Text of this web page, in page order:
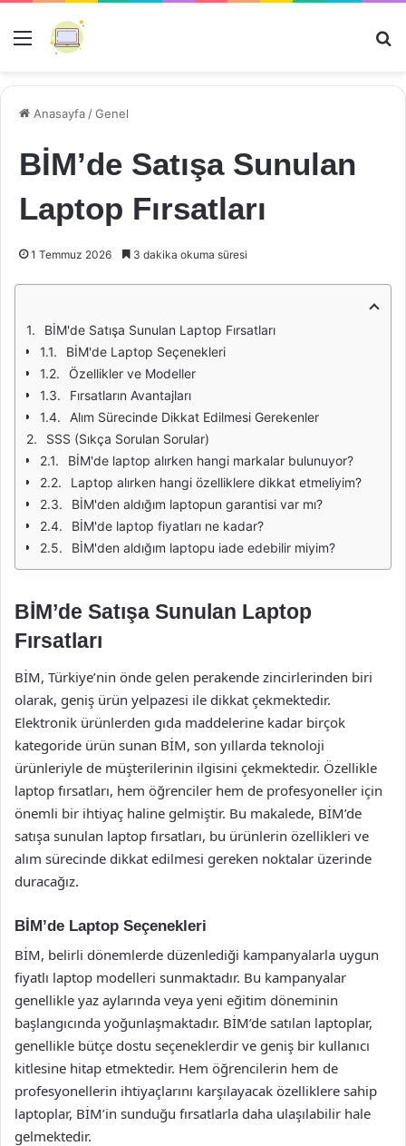
Menü
Anasayfa /Genel
BİM’de Satışa Sunulan
Laptop Fırsatları
1 Temmuz 2026 3 dakika okuma süresi
BİM'de Satışa Sunulan Laptop Fırsatları
BİM'de Laptop Seçenekleri
Özellikler ve Modeller
Fırsatların Avantajları
Alım Sürecinde Dikkat Edilmesi Gerekenler
SSS (Sıkça Sorulan Sorular)
BİM'de laptop alırken hangi markalar bulunuyor?
Laptop alırken hangi özelliklere dikkat etmeliyim?
BİM'den aldığım laptopun garantisi var mı?
BİM'de laptop fiyatları ne kadar?
BİM'den aldığım laptopu iade edebilir miyim?
BİM’de Satışa Sunulan Laptop
Fırsatları
BİM, Türkiye’nin önde gelen perakende zincirlerinden biri
olarak, geniş ürün yelpazesi ile dikkat çekmektedir.
Elektronik ürünlerden gıda maddelerine kadar birçok
kategoride ürün sunan BİM, son yıllarda teknoloji
ürünleriyle de müşterilerinin ilgisini çekmektedir. Özellikle
laptop fırsatları, hem öğrenciler hem de profesyoneller için
önemli bir ihtiyaç haline gelmiştir. Bu makalede, BİM’de
satışa sunulan laptop fırsatları, bu ürünlerin özellikleri ve
alım sürecinde dikkat edilmesi gereken noktalar üzerinde
duracağız.
BİM’de Laptop Seçenekleri
BİM, belirli dönemlerde düzenlediği kampanyalarla uygun
fiyatlı laptop modelleri sunmaktadır. Bu kampanyalar
genellikle yaz aylarında veya yeni eğitim döneminin
başlangıcında yoğunlaşmaktadır. BİM’de satılan laptoplar,
genellikle bütçe dostu seçeneklerdir ve geniş bir kullanıcı
kitlesine hitap etmektedir. Hem öğrencilerin hem de
profesyonellerin ihtiyaçlarını karşılayacak özelliklere sahip
laptoplar, BİM’in sunduğu fırsatlarla daha ulaşılabilir hale
gelmektedir.